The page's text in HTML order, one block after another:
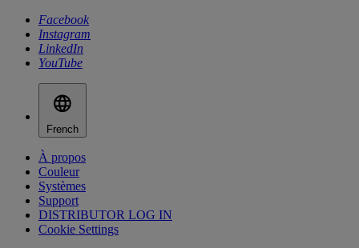
Facebook
Instagram
LinkedIn
YouTube
French
À propos
Couleur
Systèmes
Support
DISTRIBUTOR LOG IN
Cookie Settings